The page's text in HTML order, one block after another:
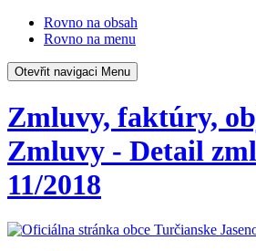
Rovno na obsah
Rovno na menu
Otevřit navigaci Menu
Zmluvy, faktúry,
Zmluvy - Detail
11/2018